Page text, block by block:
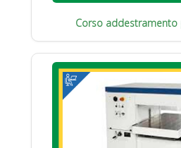
Corso addestramento